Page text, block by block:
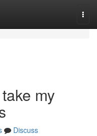
my
Discuss